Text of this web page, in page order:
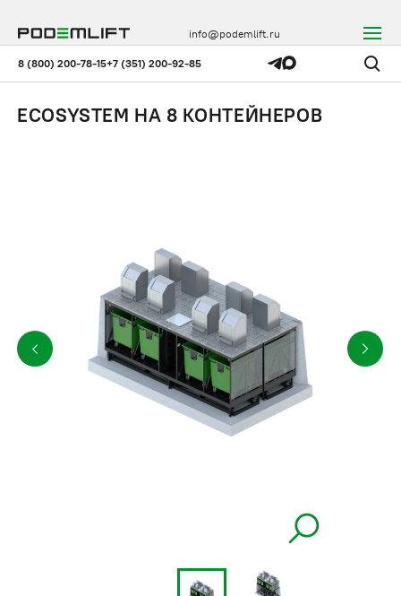
8 (800) 200-78-15+7 (351) 200-92-85
info@podemlift.ru
ECOSYSTEM НА 8 КОНТЕЙНЕРОВ